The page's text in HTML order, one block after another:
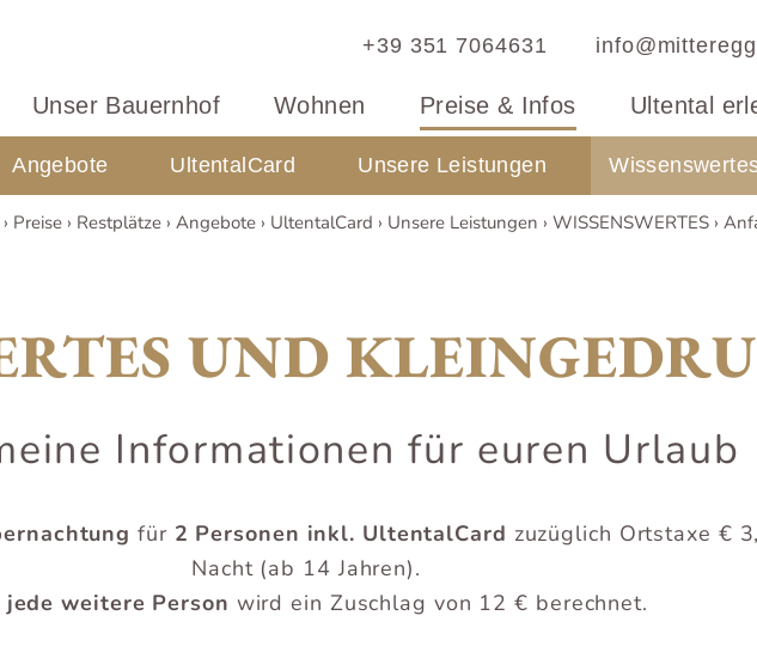
+39 351 7064631
Unser Bauernhof Wohnen Preise & Infos
Angebote UltentalCard Unsere Leistungen
Ultental
Preise Restplätze Angebote UltentalCard Unsere Leistungen WISSENSWERTES
UND
Informationen für euren Urlaub
für 2 Personen inkl. UltentalCard zuzüglich Ortstaxe €
Nacht (ab 14 Jahren).
jede weitere Person wird ein Zuschlag von 12 € berechnet.